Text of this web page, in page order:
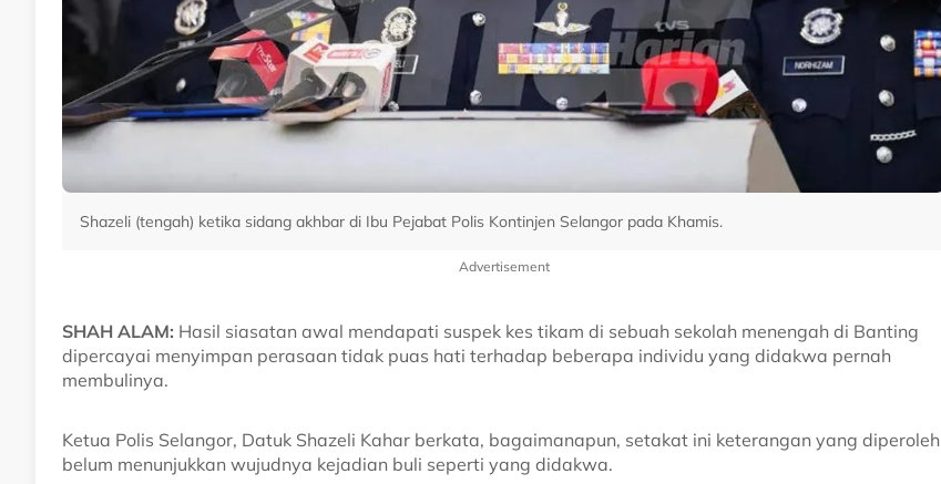
Shazeli (tengah) ketika sidang akhbar di Ibu Pejabat Polis Kontinjen Selangor pada Khamis.
Advertisement
SHAH ALAM: Hasil siasatan awal mendapati suspek kes tikam di sebuah sekolah menengah di Banting
dipercayai menyimpan perasaan tidak puas hati terhadap beberapa individu yang didakwa pernah
membulinya.
Ketua Polis Selangor, Datuk Shazeli Kahar berkata, bagaimanapun, setakat ini keterangan yang diperoleh
belum menunjukkan wujudnya kejadian buli seperti yang didakwa.